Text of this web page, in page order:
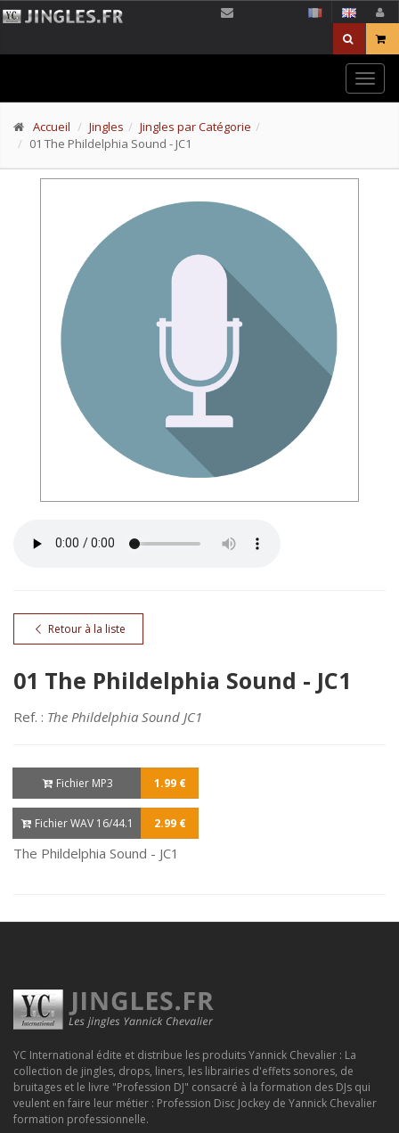
Accueil Jingles
Jingles par Catégorie
01 The Phildelphia Sound - JC1
Retour à la liste
01 The Phildelphia Sound - JC1
Ref. : The Phildelphia Sound JC1
Fichier MP3 1.99 €
Fichier WAV 16/44.1 2.99 €
The Phildelphia Sound - JC1
YC International édite et distribue les produits Yannick Chevalier : La
collection de jingles, drops, liners, les librairies d'effets sonores, de
bruitages et le livre "Profession DJ" consacré à la formation des DJs qui
veulent en faire leur métier : Profession Disc Jockey de Yannick Chevalier
formation professionnelle.